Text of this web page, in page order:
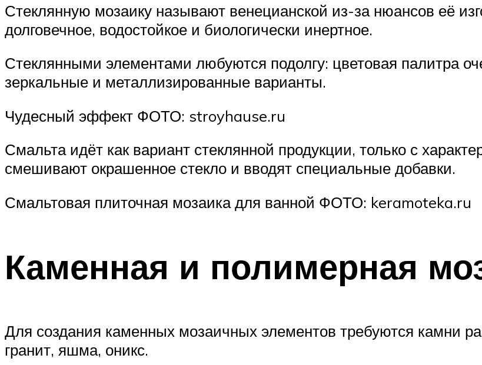
Стеклянную мозаику называют венецианской из-за нюансов её
долговечное, водостойкое и биологически инертное.
Стеклянными элементами любуются подолгу: цветовая палитра
зеркальные и металлизированные варианты.
Чудесный эффект ФОТО: stroyhause.ru
Смальта идёт как вариант стеклянной продукции, только с
смешивают окрашенное стекло и вводят специальные добавки.
Смальтовая плиточная мозаика для ванной ФОТО: keramoteka.ru
Каменная и полимерная
Для создания каменных мозаичных элементов требуются камни
гранит, яшма, оникс.